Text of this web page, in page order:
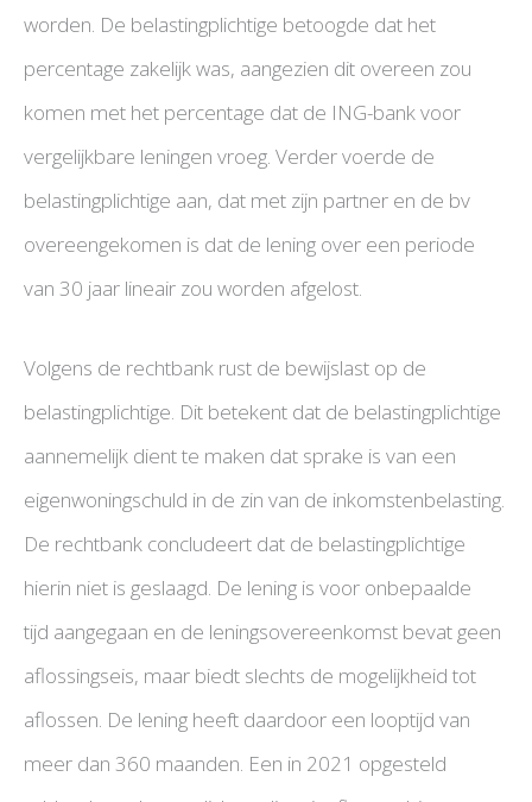
worden. De belastingplichtige betoogde dat het
percentage zakelijk was, aangezien dit overeen zou
komen met het percentage dat de ING-bank voor
vergelijkbare leningen vroeg. Verder voerde de
belastingplichtige aan, dat met zijn partner en de bv
overeengekomen is dat de lening over een periode
van 30 jaar lineair zou worden afgelost.
Volgens de rechtbank rust de bewijslast op de
belastingplichtige. Dit betekent dat de belastingplichtige
aannemelijk dient te maken dat sprake is van een
eigenwoningschuld in de zin van de inkomstenbelasting.
De rechtbank concludeert dat de belastingplichtige
hierin niet is geslaagd. De lening is voor onbepaalde
tijd aangegaan en de leningsovereenkomst bevat geen
aflossingseis, maar biedt slechts de mogelijkheid tot
aflossen. De lening heeft daardoor een looptijd van
meer dan 360 maanden. Een in 2021 opgesteld